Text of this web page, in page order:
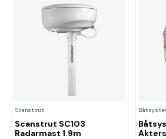
Scanstrut
Scanstrut SC103
Radarmast 1.9m